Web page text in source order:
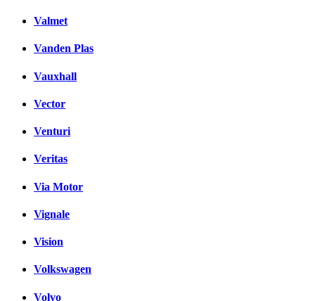
Valmet
Vanden Plas
Vauxhall
Vector
Venturi
Veritas
Via Motor
Vignale
Vision
Volkswagen
Volvo